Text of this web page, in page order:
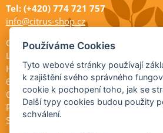
Tel: (+420) 774 721 757
info@citrus-shop.cz
Citrus shop zahradnictví
Legionářů 2
Hodonín
695 01
Otevřeno:
Po-Pá 9-17
So 9-11:30
Používáme Cookies
Tyto webové stránky používají
k zajištění svého správného
cookie k pochopení toho, jak se
Další typy cookies budou použity
schválení.